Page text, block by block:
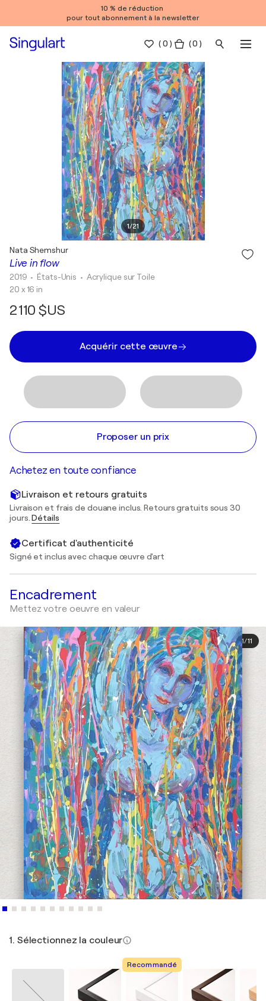
10 % de réduction
pour tout abonnement à la newsletter
(0 ) ( 0 )
1/21
Live in flow
Nata Shemshur
2019 • États-Unis • Acrylique sur Toile
20 x 16 in
2 110 $US
Acquérir cette œuvre
Proposer un prix
Achetez en toute confiance
Livraison et retours gratuits
Livraison et frais de douane inclus. Retours gratuits sous 30
jours.Détails
Certificat d'authenticité
Signé et inclus avec chaque œuvre d'art
Encadrement
Mettez votre oeuvre en valeur
1/11
1. Sélectionnez la couleur
Recommandé